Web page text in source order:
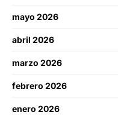
mayo 2026
abril 2026
marzo 2026
febrero 2026
enero 2026